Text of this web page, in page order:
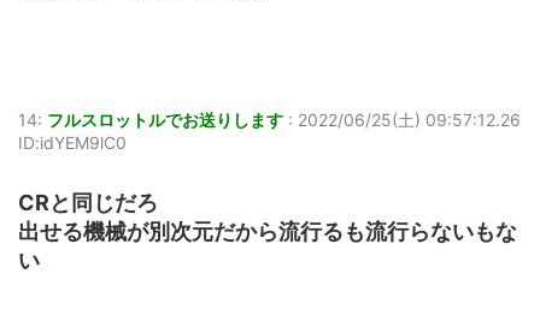
14: フルスロットルでお送りします : 2022/06/25(土) 09:57:12.26
ID:idYEM9lC0
CRと同じだろ
出せる機械が別次元だから流行るも流行らないもな
い